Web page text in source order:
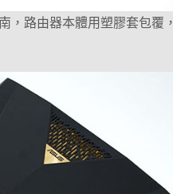
，路由器本體用塑膠套包覆，